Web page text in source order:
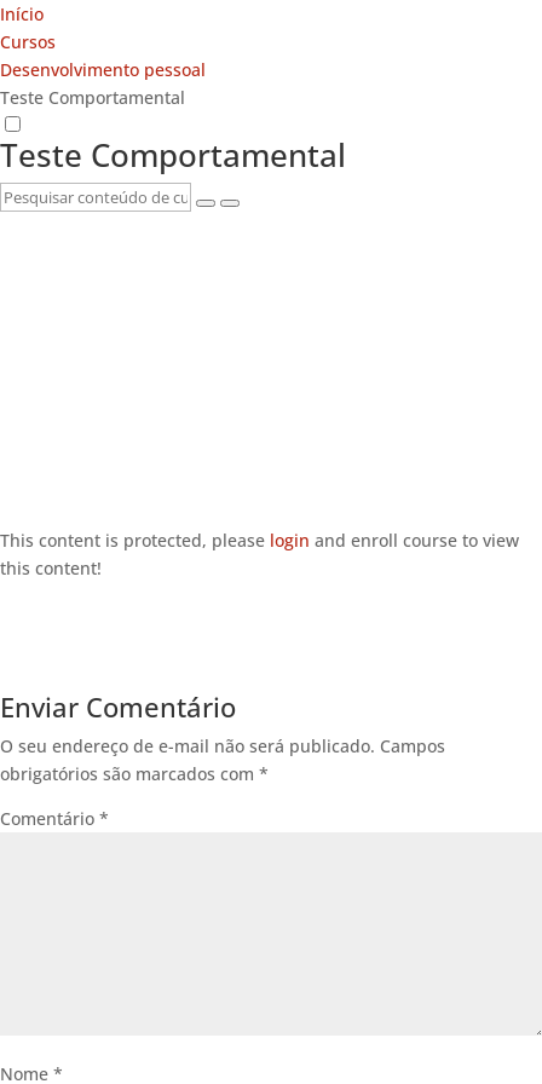
Início
Cursos
Desenvolvimento pessoal
Teste Comportamental
Teste Comportamental
This content is protected, please login and enroll course to view
this content!
Enviar Comentário
O seu endereço de e-mail não será publicado. Campos
obrigatórios são marcados com *
Comentário *
Nome *